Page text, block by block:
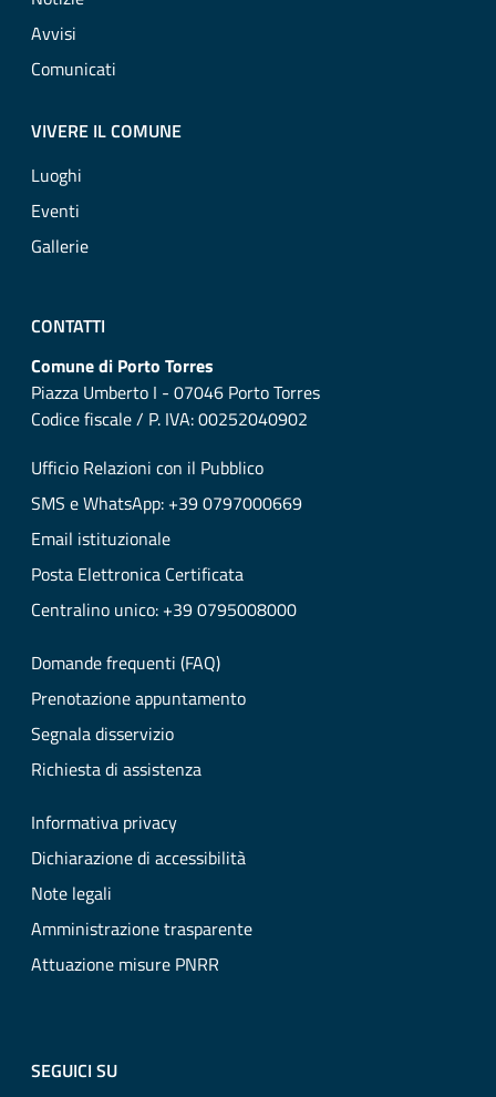
Avvisi
Comunicati
VIVERE IL COMUNE
Luoghi
Eventi
Gallerie
CONTATTI
Comune di Porto Torres
Piazza Umberto I - 07046 Porto Torres
Codice fiscale / P. IVA: 00252040902
Ufficio Relazioni con il Pubblico
SMS e WhatsApp: +39 0797000669
Email istituzionale
Posta Elettronica Certificata
Centralino unico: +39 0795008000
Domande frequenti (FAQ)
Prenotazione appuntamento
Segnala disservizio
Richiesta di assistenza
Informativa privacy
Dichiarazione di accessibilità
Note legali
Amministrazione trasparente
Attuazione misure PNRR
SEGUICI SU